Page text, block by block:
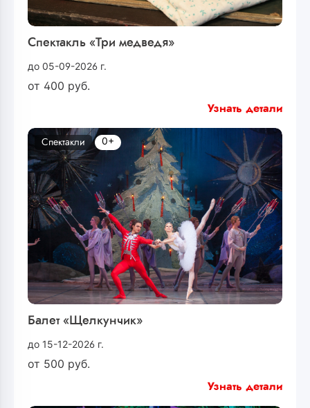
Спектакль «Три медведя»
до 05-09-2026 г.
от 400 руб.
Узнать детали
Балет «Щелкунчик»
до 15-12-2026 г.
от 500 руб.
Спектакли 0+
Узнать детали